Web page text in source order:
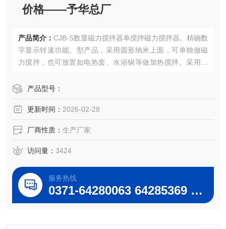
价格——予华总厂
产品简介： CJB-S数显磁力搅拌器单搅拌磁力搅拌器。精确数
字显示转速功能。型产品，采用圆形纳米上面，可单独做磁
力搅拌，也可放置如电热套、水浴锅等做加热搅拌。采用直
产品型号：
更新时间： 2026-02-28
厂商性质： 生产厂家
访问量： 3424
服务热线
0371-64280063 64285369 64285222